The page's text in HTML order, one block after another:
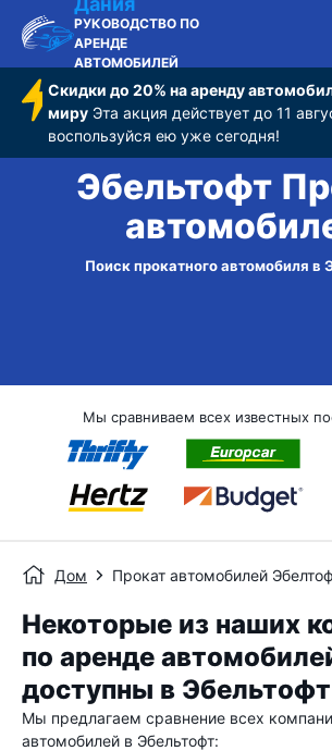
РУКОВОДСТВО ПО
АРЕНДЕ
АВТОМОБИЛЕЙ
Скидки до 20% на аренду
мируЭта акция действует до 11
воспользуйся ею уже сегодня!
Эбельтофт
Поиск прокатного автомобиля в
Мы сравниваем всех известных
Дом Прокат автомобилей
Некоторые из наших
по аренде
доступны в Эбельтофт
Мы предлагаем сравнение всех
автомобилей в Эбельтофт: